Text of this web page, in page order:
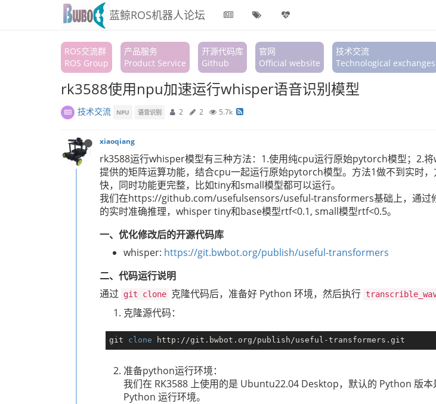
蓝鲸ROS机器人论坛
ROS交流群
ROS Group
产品服务
Product Service
开源代码库
Github
官网
Official website
技术交流
Technological exchanges
rk3588使用npu加速运行whisper语音识别模型
技术交流 NPU 语音识别 2 2 5.7k
xiaoqiang
rk3588运行whisper模型有三种方法：1.使用纯cpu运行原始pytorch模型；2.
提供的矩阵运算功能，结合cpu一起运行原始pytorch模型。方法1做不到实时
快，同时功能更完整，比如tiny和small模型都可以运行。
我们在https://github.com/usefulsensors/useful-transformers基础上，通过
的实时准确推理，whisper tiny和base模型rtf<0.1, small模型rtf<0.5。
一、优化修改后的开源代码库
whisper: https://git.bwbot.org/publish/useful-transformers
二、代码运行说明
通过
git clone 克隆代码后，准备好 Python 环境，然后执行
克隆源代码：
git clone
准备python运行环境：
我们在 RK3588 上使用的是 Ubuntu22.04 Desktop，默认的 Python 版
Python 运行环境。